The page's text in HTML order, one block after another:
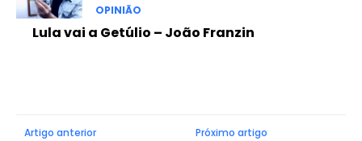
OPINIÃO
Lula vai a Getúlio – João Franzin
Artigo anterior Próximo artigo